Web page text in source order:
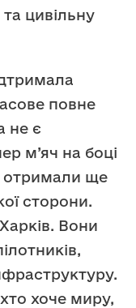
та цивільну
повне
не є
м’яч на боці
отримали ще
сторони.
Вони
хоче миру,